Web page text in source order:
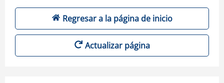
Regresar a la página de inicio
Actualizar página